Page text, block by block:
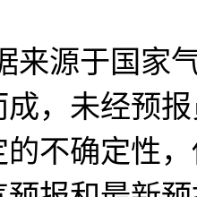
来源于国家
，未经预
不确定性